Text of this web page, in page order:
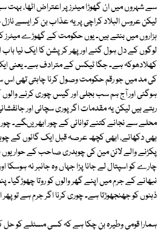
سے شہروں میں ان گھوڑا میٹرز پر اعتراض اٹھا،
لیکن عروس البلاد کراچی پر یہ عذاب بن کر ایسے
ہزاروں میں بنتے ہیں۔ یوں حکومت کے گھوڑے میٹرز
لوگوں کے دل ہول گئے اور پھر کرپشن کا ایک نیا
کھلادھوکہ ہے۔ جگا ٹیکس کے مترادف ہے۔ یعنی
کی مد میں جو رقم حکومت وصول کرنا چاہتی تھی اس
ہوگئی اور آج ہم سب بجلی اور گیس چوری کرنے
رہتے ہیں لیکن یہ مقدمات اگر پوری سچائی اور
محلے سے نجانے کتنے توانائی کے چور ابھریںگے۔
بھی دکھائے، ابھی کچھ عرصہ قبل ایک گائوں کے
پکڑنے والے لائن مین کی چوہدری صاحب کے
چارے کو اسپتال لے جانا پڑا جہاں وہ جانبر نہ ہوسکا
نبھانے کے جرم میں اپنے گھر والوں کو روتا چھوڑگیا۔
ذہنوں کو جھنجھوڑتا ہے۔ چوری کرنا اگر جرم ہے تو
ہمارا قومی وطیرہ بن چکا ہے کہ کسی مسئلے کو